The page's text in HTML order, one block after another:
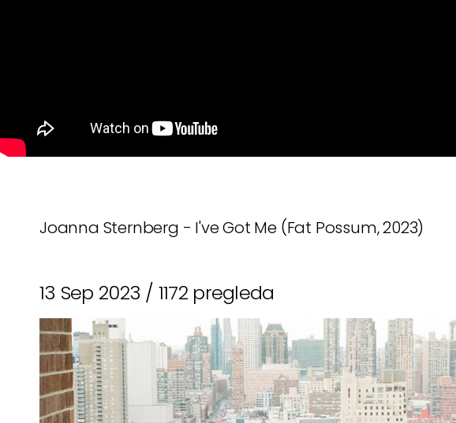
Joanna Sternberg - I've Got Me (Fat Possum, 2023)
13 Sep 2023 / 1172 pregleda